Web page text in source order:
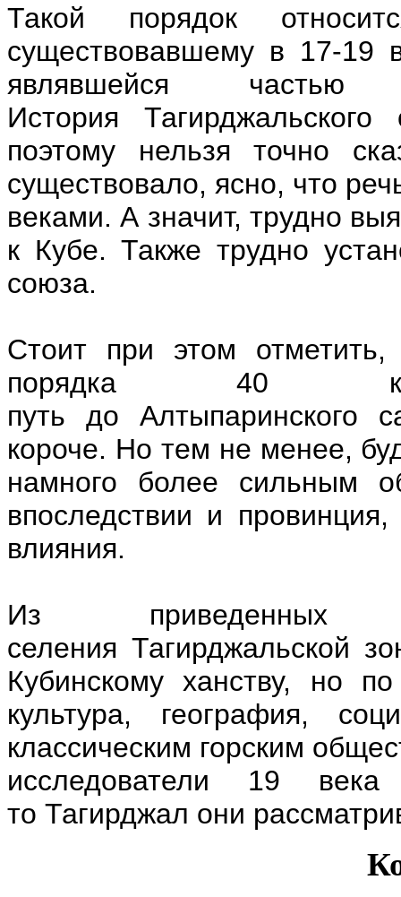
Такой порядок
существовавшему в 17-19
являвшейся
История
поэтому нельзя точно
существовало, ясно, что
веками. А значит, трудно
к Кубе. Также трудно
союза.
Стоит при этом
порядка 40
путь до Алтыпаринского
короче. Но тем не менее,
намного более сильным
впоследствии и
влияния.
Из
селения Тагирджальской
Кубинскому ханству, но
культура, география,
классическим горским
исследователи 19
то Тагирджал они